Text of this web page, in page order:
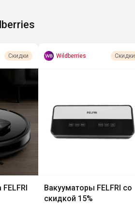
Скидки Wildberries Скидки
Вакууматоры FELFRI со
скидкой 15%